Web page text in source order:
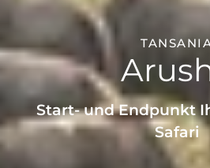
Start- und Endpunkt
Safari